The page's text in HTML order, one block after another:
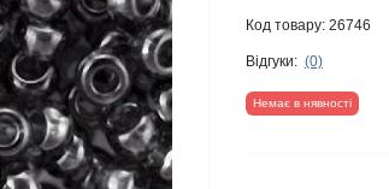
Код товару: 26746
Відгуки: (0)
Немає в нявності